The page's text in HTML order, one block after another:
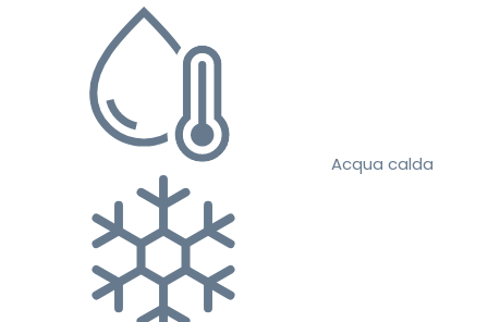
Acqua calda